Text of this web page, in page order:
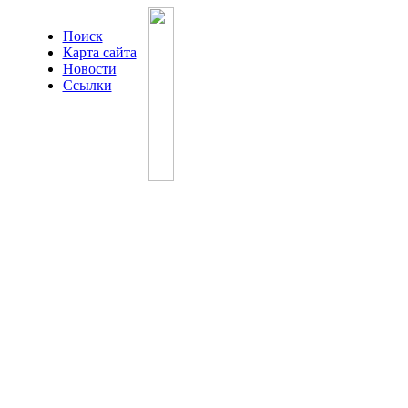
Поиск
Карта сайта
Новости
Ссылки